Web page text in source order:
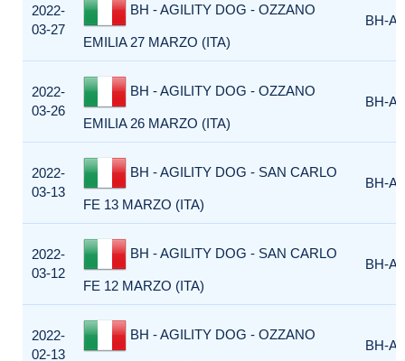
2022-
03-27
BH - AGILITY DOG - OZZANO
EMILIA 27 MARZO (ITA)
BH-
2022-
03-26
BH - AGILITY DOG - OZZANO
EMILIA 26 MARZO (ITA)
BH-
2022-
03-13
BH - AGILITY DOG - SAN CARLO
FE 13 MARZO (ITA)
BH-
2022-
03-12
BH - AGILITY DOG - SAN CARLO
FE 12 MARZO (ITA)
BH-
2022-
02-13
BH - AGILITY DOG - OZZANO
BH-